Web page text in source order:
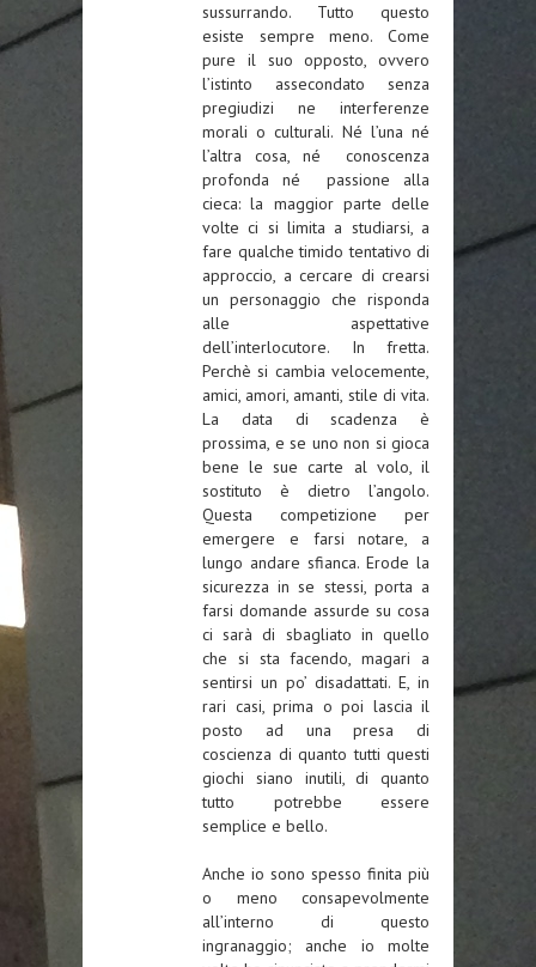
sussurrando. Tutto questo
esiste sempre meno. Come
pure il suo opposto, ovvero
l’istinto assecondato senza
pregiudizi ne interferenze
morali o culturali. Né l’una né
l’altra cosa, né conoscenza
profonda né passione alla
cieca: la maggior parte delle
volte ci si limita a studiarsi, a
fare qualche timido tentativo di
approccio, a cercare di crearsi
un personaggio che risponda
alle aspettative
dell’interlocutore. In fretta.
Perchè si cambia velocemente,
amici, amori, amanti, stile di vita.
La data di scadenza è
prossima, e se uno non si gioca
bene le sue carte al volo, il
sostituto è dietro l’angolo.
Questa competizione per
emergere e farsi notare, a
lungo andare sfianca. Erode la
sicurezza in se stessi, porta a
farsi domande assurde su cosa
ci sarà di sbagliato in quello
che si sta facendo, magari a
sentirsi un po’ disadattati. E, in
rari casi, prima o poi lascia il
posto ad una presa di
coscienza di quanto tutti questi
giochi siano inutili, di quanto
tutto potrebbe essere
semplice e bello.
Anche io sono spesso finita più
o meno consapevolmente
all’interno di questo
ingranaggio; anche io molte